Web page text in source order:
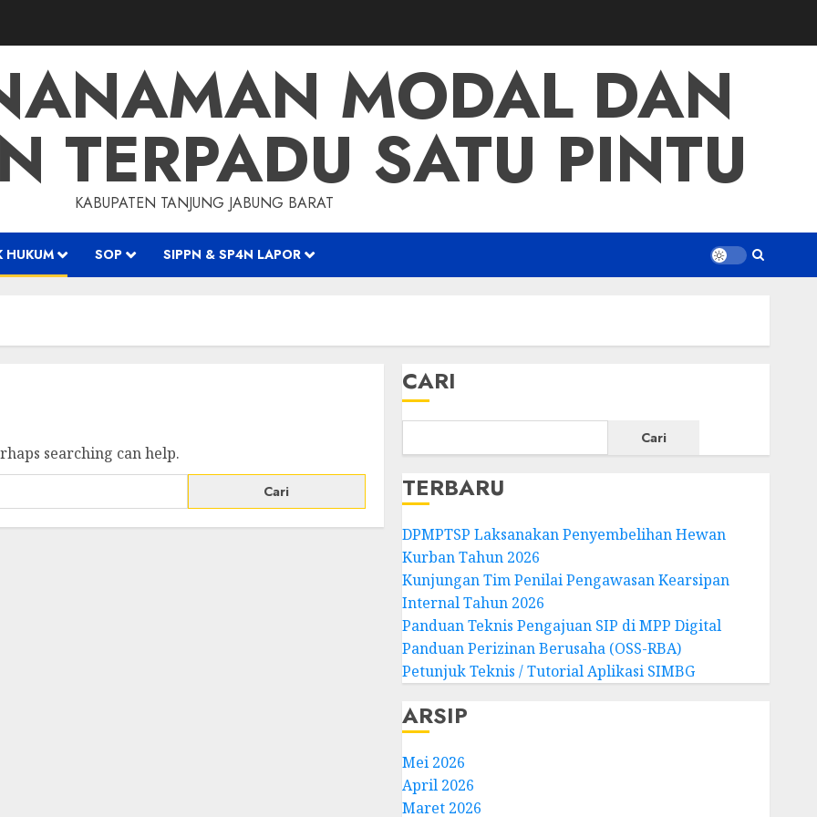
MODAL DAN
TERPADU SATU PINTU
KABUPATEN TANJUNG JABUNG BARAT
HUKUM SOP SIPPN & SP4N LAPOR
searching can help.
CARI
Cari
TERBARU
DPMPTSP Laksanakan Penyembelihan Hewan
Kurban Tahun 2026
Kunjungan Tim Penilai Pengawasan Kearsipan
Internal Tahun 2026
Panduan Teknis Pengajuan SIP di MPP Digital
Panduan Perizinan Berusaha (OSS-RBA)
Petunjuk Teknis / Tutorial Aplikasi SIMBG
ARSIP
Mei 2026
April 2026
Maret 2026